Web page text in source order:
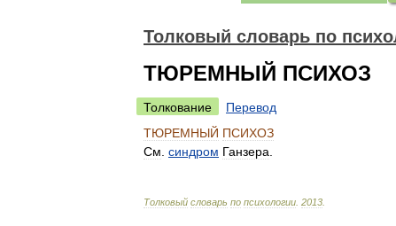
Толковый словарь по
ТЮРЕМНЫЙ ПСИХОЗ
Толкование
Перевод
ТЮРЕМНЫЙ ПСИХОЗ
См синдром Ганзера
Толковый словарь по психологии 2013